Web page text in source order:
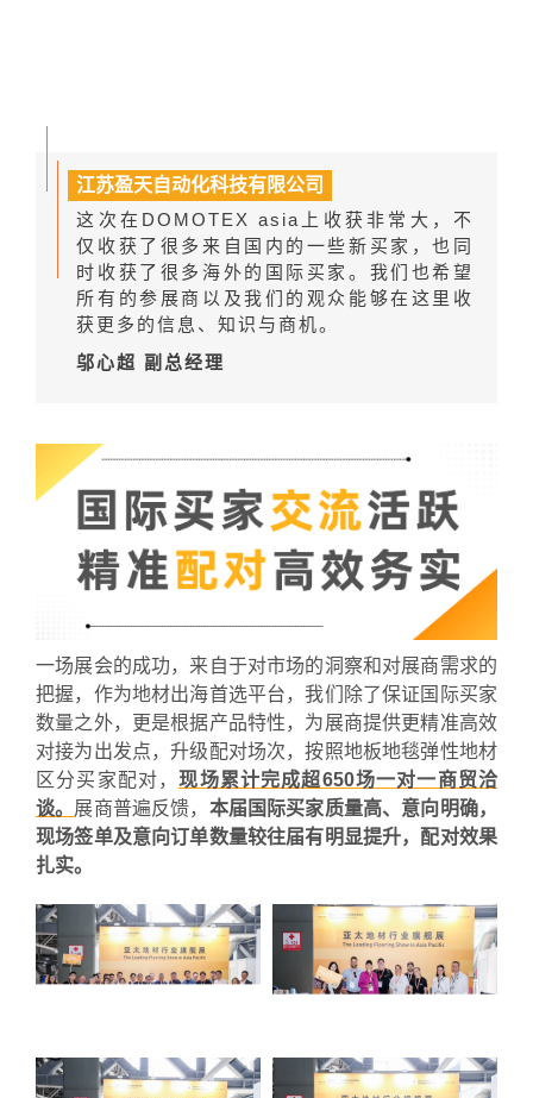
江苏盈天自动化科技有限公司
这次在DOMOTEX asia上收获非常大，不
仅收获了很多来自国内的一些新买家，也同
时收获了很多海外的国际买家。我们也希望
所有的参展商以及我们的观众能够在这里收
获更多的信息、知识与商机。
邬心超 副总经理
一场展会的成功，来自于对市场的洞察和对展商需求的
把握，作为地材出海首选平台，我们除了保证国际买家
数量之外，更是根据产品特性，为展商提供更精准高效
对接为出发点，升级配对场次，按照地板地毯弹性地材
区分买家配对，现场累计完成超650场一对一商贸洽
谈。 展商普遍反馈， 本届国际买家质量高、意向明确，
现场签单及意向订单数量较往届有明显提升，配对效果
扎实。